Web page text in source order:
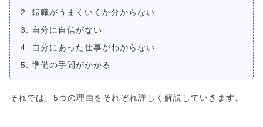
2. 転職がうまくいくか分からない
3. 自分に自信がない
4. 自分にあった仕事がわからない
5. 準備の手間がかかる
それでは、5つの理由をそれぞれ詳しく解説していきます。